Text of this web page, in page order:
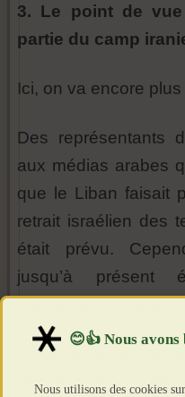
3. Le point de vue
partie du camp
Ici, on va encore plus
Des représentants
aux médias arabes
que le Liban faisait
retrait israélien des
était prévu.
jusqu’à
Washington, ni par
C’est pourquoi de
demandent
Nous utilisons des cookies